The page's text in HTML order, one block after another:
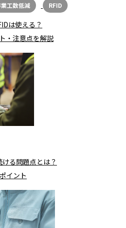
工数低減 RFID
は使える？
・注意点を解説
る問題点とは？
イント